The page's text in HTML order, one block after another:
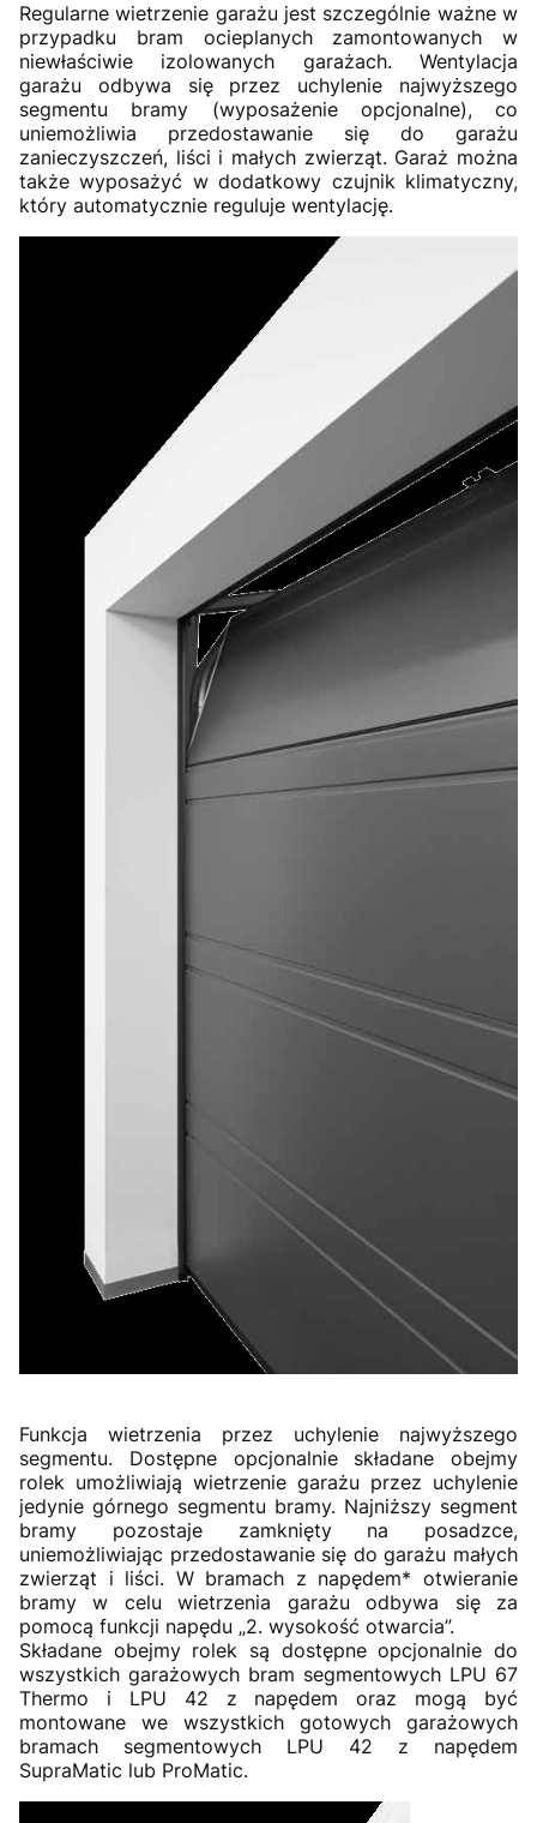
Regularne wietrzenie garażu jest szczególnie ważne w
przypadku bram ocieplanych zamontowanych w
niewłaściwie izolowanych garażach. Wentylacja
garażu odbywa się przez uchylenie najwyższego
segmentu bramy (wyposażenie opcjonalne), co
uniemożliwia przedostawanie się do garażu
zanieczyszczeń, liści i małych zwierząt. Garaż można
także wyposażyć w dodatkowy czujnik klimatyczny,
który automatycznie reguluje wentylację.
Funkcja wietrzenia przez uchylenie najwyższego
segmentu. Dostępne opcjonalnie składane obejmy
rolek umożliwiają wietrzenie garażu przez uchylenie
jedynie górnego segmentu bramy. Najniższy segment
bramy pozostaje zamknięty na posadzce,
uniemożliwiając przedostawanie się do garażu małych
zwierząt i liści. W bramach z napędem* otwieranie
bramy w celu wietrzenia garażu odbywa się za
pomocą funkcji napędu „2. wysokość otwarcia”.
Składane obejmy rolek są dostępne opcjonalnie do
wszystkich garażowych bram segmentowych LPU 67
Thermo i LPU 42 z napędem oraz mogą być
montowane we wszystkich gotowych garażowych
bramach segmentowych LPU 42 z napędem
SupraMatic lub ProMatic.